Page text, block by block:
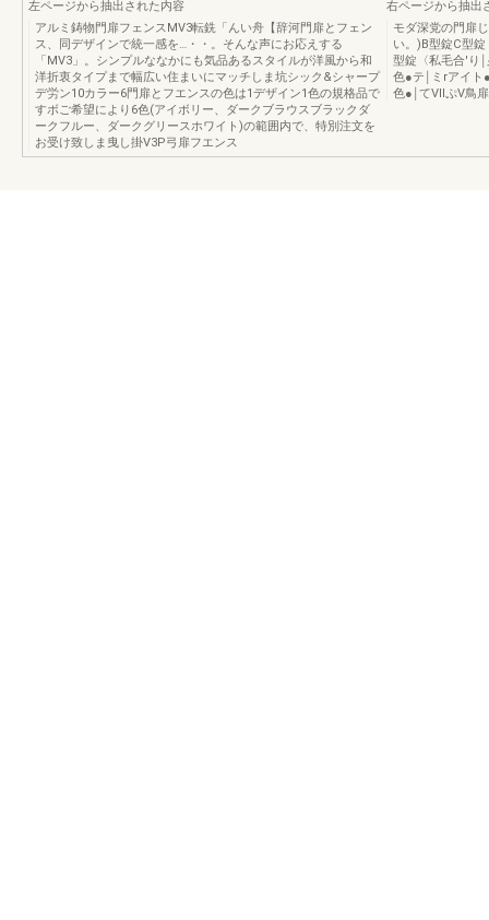
左ページから抽出された内容
アルミ鋳物門扉フェンスMV3転銑「んい舟【辞河門扉とフェン
ス、同デザインで統一感を…・・。そんな声にお応えする
「MV3」。シンプルななかにも気品あるスタイルが洋風から和
洋折衷タイプまで幅広い住まいにマッチしま坑シック&シャープ
デ労ン10カラー6門扉とフエンスの色は1デザイン1色の規格品で
すボご希望により6色(アイボリー、ダークブラウスブラックダ
ークフルー、ダークグリースホワイト)の範囲内で、特別注文を
お受け致しま曳し掛V3P弓扉フエンス
右ページから抽出
モダ深党の門扉
い。)B型錠C型
型錠〈私毛合'り
色●テ￨ミrアイト
色●￨てⅦぷV鳥